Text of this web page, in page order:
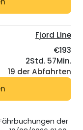
Fjord Line
€193
2Std. 57Min.
19 der Abfahrten
der